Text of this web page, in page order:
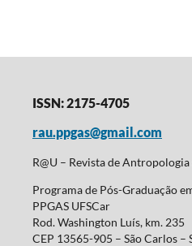
ISSN: 2175-4705
rau.ppgas@gmail.com
R@U – Revista de Antropologia
Programa de Pós-Graduação
PPGAS UFSCar
Rod. Washington Luís, km. 235
CEP 13565-905 – São Carlos –